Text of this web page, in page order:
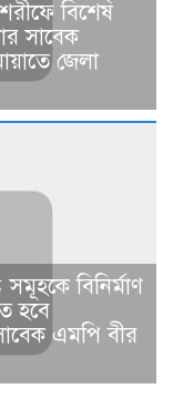
বিশেষ
সাবেক
জেলা
বিনির্মাণ
হবে
এমপি বীর